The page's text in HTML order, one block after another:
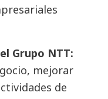
Grupo NTT:
mejorar
de